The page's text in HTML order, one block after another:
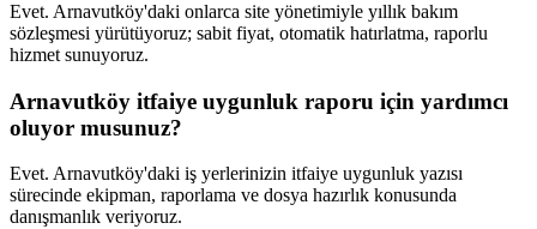
Evet. Arnavutköy'daki onlarca site yönetimiyle yıllık bakım
sözleşmesi yürütüyoruz; sabit fiyat, otomatik hatırlatma, raporlu
hizmet sunuyoruz.
Arnavutköy itfaiye uygunluk raporu için yardımcı
oluyor musunuz?
Evet. Arnavutköy'daki iş yerlerinizin itfaiye uygunluk yazısı
sürecinde ekipman, raporlama ve dosya hazırlık konusunda
danışmanlık veriyoruz.